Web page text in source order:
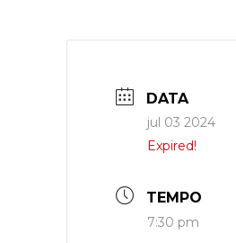
DATA
jul 03 2024
Expired!
TEMPO
7:30 pm